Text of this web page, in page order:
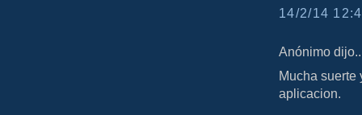
14/2/14
Anónimo
Mucha suerte
aplicacion.